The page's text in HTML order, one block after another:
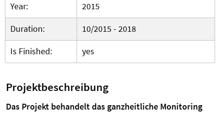
Year:
2015
Duration:
10/2015 - 2018
Is Finished:
yes
Projektbeschreibung
Das Projekt behandelt das ganzheitliche Monitoring